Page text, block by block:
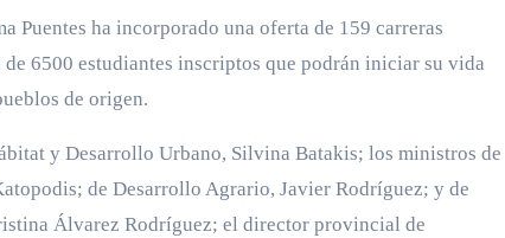
Puentes ha incorporado una oferta de 159 carreras
6500 estudiantes inscriptos que podrán iniciar su vida
de origen.
y Desarrollo Urbano, Silvina Batakis; los ministros de
de Desarrollo Agrario, Javier Rodríguez; y de
Álvarez Rodríguez; el director provincial de